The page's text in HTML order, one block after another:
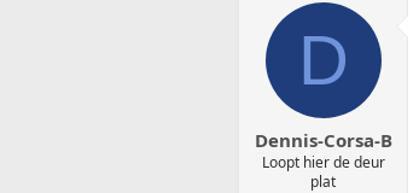
D
Dennis-Corsa-B
Loopt hier de deur
plat